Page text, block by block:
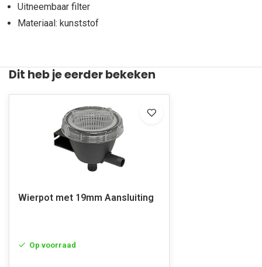
Uitneembaar filter
Materiaal: kunststof
Dit heb je eerder bekeken
Wierpot met 19mm Aansluiting
Op voorraad